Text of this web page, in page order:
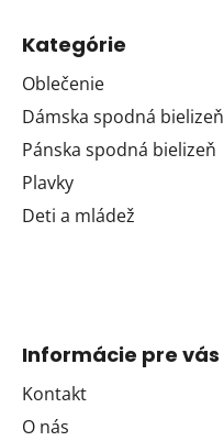
Kategórie
Oblečenie
Dámska spodná bielizeň
Pánska spodná bielizeň
Plavky
Deti a mládež
Informácie pre vás
Kontakt
O nás